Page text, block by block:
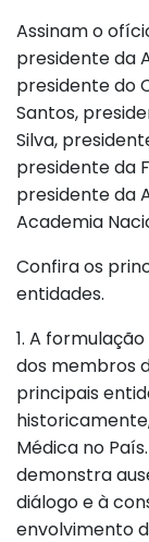
Assinam o
presidente da
presidente do
Santos,
Silva,
presidente da
presidente da
Academia
Confira os
entidades.
1. A
dos membros
principais
Médica no
demonstra
diálogo e à
envolvimento